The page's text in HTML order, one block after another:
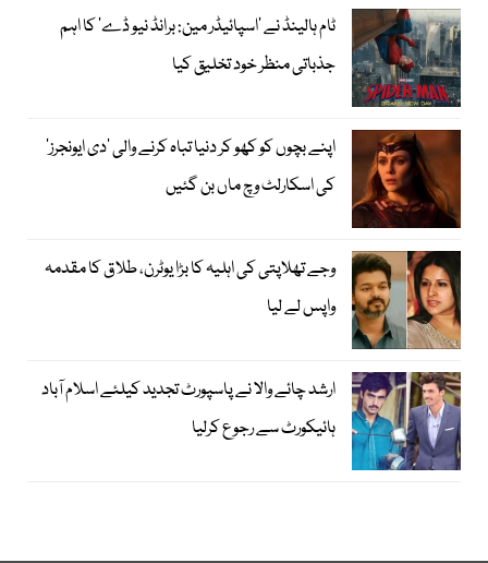
ٹام ہالینڈ نے ’اسپائیڈر مین: برانڈ نیو ڈے‘ کا اہم
جذباتی منظر خود تخلیق کیا
اپنے بچوں کو کھو کر دنیا تباہ کرنے والی ’دی ایونجرز‘
کی اسکارلٹ وچ ماں بن گئیں
وجے تھلاپتی کی اہلیہ کا بڑا یوٹرن، طلاق کا مقدمہ
واپس لے لیا
ارشد چائے والا نے پاسپورٹ تجدید کیلئے اسلام آباد
ہائیکورٹ سے رجوع کرلیا